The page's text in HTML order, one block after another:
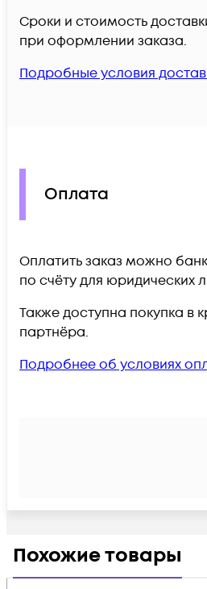
Сроки и стоимость
при оформлении заказа.
Подробные условия
Оплата
Оплатить заказ можно
по счёту для юридических
Также доступна покупка в
партнёра.
Подробнее об условиях
Похожие товары